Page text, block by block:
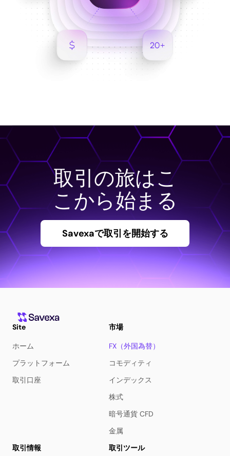
取引の旅はこ
こから始まる
Savexaで取引を開始する
Site
ホーム
プラットフォーム
取引口座
市場
FX（外国為替）
コモディティ
インデックス
株式
暗号通貨 CFD
金属
取引情報
取引ツール